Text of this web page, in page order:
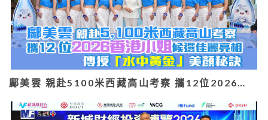
鄺美雲 親赴5100米西藏高山考察 攜12位2026…